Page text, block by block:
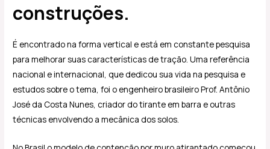
construções.
É encontrado na forma vertical e está em constante pesquisa
para melhorar suas características de tração. Uma referência
nacional e internacional, que dedicou sua vida na pesquisa e
estudos sobre o tema, foi o engenheiro brasileiro Prof. Antônio
José da Costa Nunes, criador do tirante em barra e outras
técnicas envolvendo a mecânica dos solos.